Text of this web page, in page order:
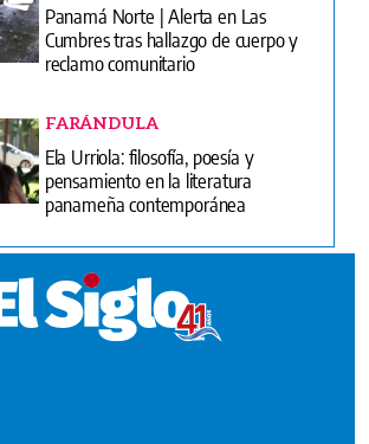
Panamá Norte | Alerta en Las
Cumbres tras hallazgo de cuerpo y
reclamo comunitario
FARÁNDULA
Ela Urriola: filosofía, poesía y
pensamiento en la literatura
panameña contemporánea